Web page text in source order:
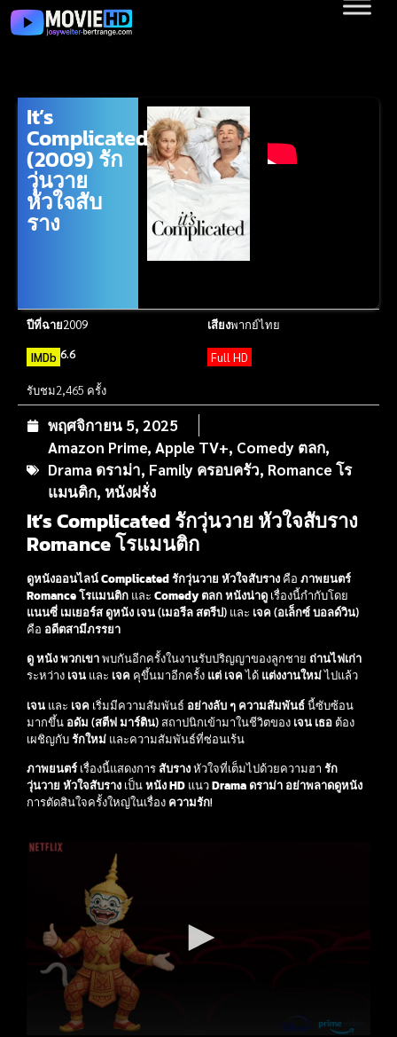
It’s
Complicated
(2009) รัก
วุ่นวาย
หัวใจสับ
ราง
ปีที่ฉาย2009 เสียงพากย์ไทย
IMDb 6.6 Full HD
รับชม2,465 ครั้ง
พฤศจิกายน 5, 2025
Amazon Prime, Apple TV+, Comedy ตลก,
Drama ดราม่า, Family ครอบครัว, Romance โร
แมนติก, หนังฝรั่ง
It’s Complicated รักวุ่นวาย หัวใจสับราง
Romance โรแมนติก
ดูหนังออนไลน์ Complicated รักวุ่นวาย หัวใจสับราง คือ ภาพยนตร์
Romance โรแมนติก และ Comedy ตลกหนังน่าดู เรื่องนี้กำกับโดย
แนนซี่ เมเยอร์ส ดูหนัง เจน(เมอรีล สตรีป) และ เจค(อเล็กซ์ บอลด์วิน)
คือ อดีตสามีภรรยา
ดู หนังพวกเขาพบกันอีกครั้งในงานรับปริญญาของลูกชาย ถ่านไฟเก่า
ระหว่าง เจน และ เจค คุขึ้นมาอีกครั้ง แต่ เจคได้ แต่งงานใหม่ไปแล้ว
เจน และ เจค เริ่มมีความสัมพันธ์ อย่างลับ ๆ ความสัมพันธ์นี้ซับซ้อน
มากขึ้น อดัม (สตีฟ มาร์ติน) สถาปนิกเข้ามาในชีวิตของ เจน เธอ ต้อง
เผชิญกับรักใหม่ และความสัมพันธ์ที่ซ่อนเร้น
ภาพยนตร์ เรื่องนี้แสดงการสับรางหัวใจที่เต็มไปด้วยความฮา รัก
วุ่นวาย หัวใจสับราง เป็นหนัง HD แนวDrama ดราม่า อย่าพลาดดูหนัง
การตัดสินใจครั้งใหญ่ในเรื่อง ความรัก!